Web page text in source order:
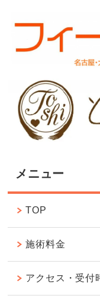
メニュー
TOP
施術料金
アクセス・受付